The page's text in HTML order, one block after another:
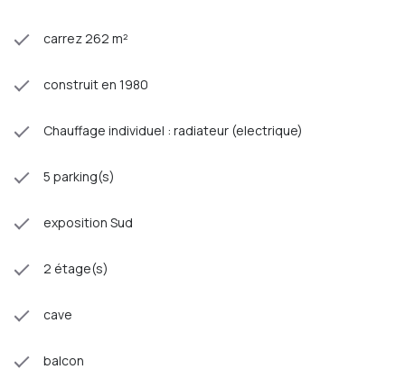
carrez 262 m²
construit en 1980
Chauffage individuel : radiateur (electrique)
5 parking(s)
exposition Sud
2 étage(s)
cave
balcon